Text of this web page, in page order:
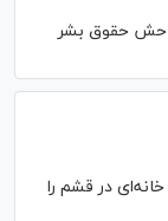
حقوق بشر
بمب ۲ هزار پوندی خانه‌ای در قشم را